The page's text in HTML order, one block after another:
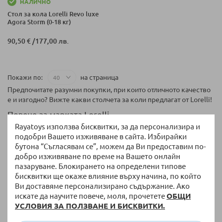
Rayatoys използва бисквитки, за да персонализира и
подобри Вашето изживяване в сайта. Избирайки
бутона “Съгласявам се”, можем да Ви предоставим по-
добро изживяване по време на Вашето онлайн
пазаруване. Блокирането на определени типове
бисквитки ще окаже влияние върху начина, по който
Ви доставяме персонализирано съдържание. Ако
искате да научите повече, моля, прочететеОБЩИ
УСЛОВИЯ ЗА ПОЛЗВАНЕ И БИСКВИТКИ.
НАЛИЧНО
Стол за кола Lorelli Revo luxe
Agora Storm (0-18 кг)
90,50 € /177,00 лв.
Покажи по
на страница
Предпочитате разумни покупки, при които отличното качество
е и изгодно? Вижте какви столчета за коли предлагат от Lorelli!
Повече за марката Lorelli
Лорели е една от най-популярните у нас компании за
производство на детски и бебешки продукти. Повече от 20
години брандът е неотлъчно до българските родители,
помагайки им да осигурят най-добрата грижа за своите
малчугани. Продуктите на Lorelli се предлагат в над 50 държави
в Англия, Франция, Италия, Белгия, Турция и много други.
Столчетата за коли представляват една от най-широките
продуктови категории на Лорели. Марката разработва богато